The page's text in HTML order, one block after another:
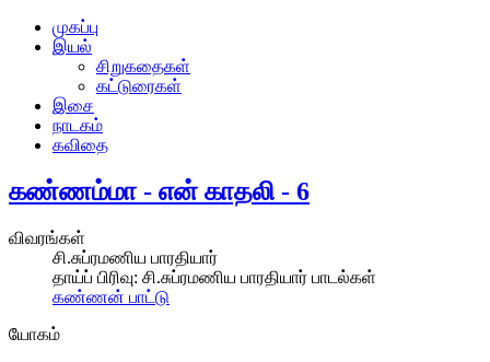
முகப்பு
இயல்
சிறுகதைகள்
கட்டுரைகள்
இசை
நாடகம்
கவிதை
கண்ணம்மா - என் காதலி - 6
விவரங்கள்
சி.சுப்ரமணிய பாரதியார்
தாய்ப் பிரிவு: சி.சுப்ரமணிய பாரதியார் பாடல்கள்
கண்ணன் பாட்டு
யோகம்